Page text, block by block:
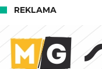
REKLAMA